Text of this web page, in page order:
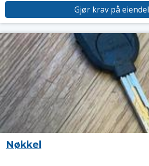
Gjør krav på eiendel
Nøkkel